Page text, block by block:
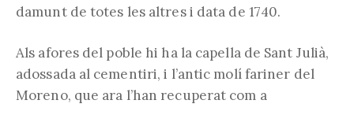
damunt de totes les altres i data de 1740.
Als afores del poble hi ha la capella de Sant Julià,
adossada al cementiri, i l’antic molí fariner del
Moreno, que ara l’han recuperat com a